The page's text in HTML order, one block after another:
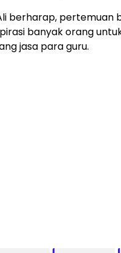
berharap, pertemuan
banyak orang
jasa para guru.